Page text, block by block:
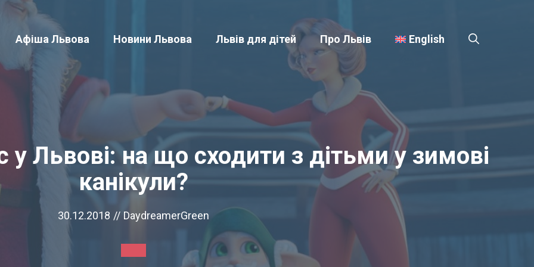
Афіша Львова Новини Львова Львів для дітей Про Львів English
у Львові: на що сходити з дітьми у зимові
канікули?
30.12.2018 // DaydreamerGreen